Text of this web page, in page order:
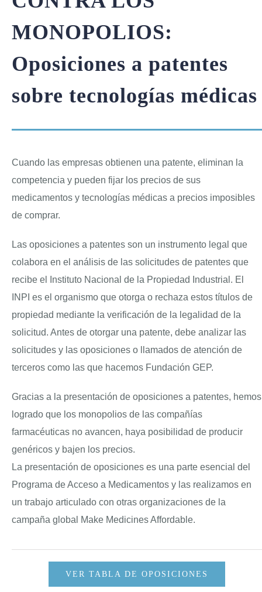
ENGLISH
MONOPOLIOS:
Oposiciones a patentes
sobre tecnologías médicas
Cuando las empresas obtienen una patente, eliminan la
competencia y pueden fijar los precios de sus
medicamentos y tecnologías médicas a precios imposibles
de comprar.
Las oposiciones a patentes son un instrumento legal que
colabora en el análisis de las solicitudes de patentes que
recibe el Instituto Nacional de la Propiedad Industrial. El
INPI es el organismo que otorga o rechaza estos títulos de
propiedad mediante la verificación de la legalidad de la
solicitud. Antes de otorgar una patente, debe analizar las
solicitudes y las oposiciones o llamados de atención de
terceros como las que hacemos Fundación GEP.
Gracias a la presentación de oposiciones a patentes, hemos
logrado que los monopolios de las compañías
farmacéuticas no avancen, haya posibilidad de producir
genéricos y bajen los precios.
La presentación de oposiciones es una parte esencial del
Programa de Acceso a Medicamentos y las realizamos en
un trabajo articulado con otras organizaciones de la
campaña global Make Medicines Affordable.
VER TABLA DE OPOSICIONES